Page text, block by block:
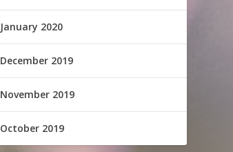
January 2020
December 2019
November 2019
October 2019